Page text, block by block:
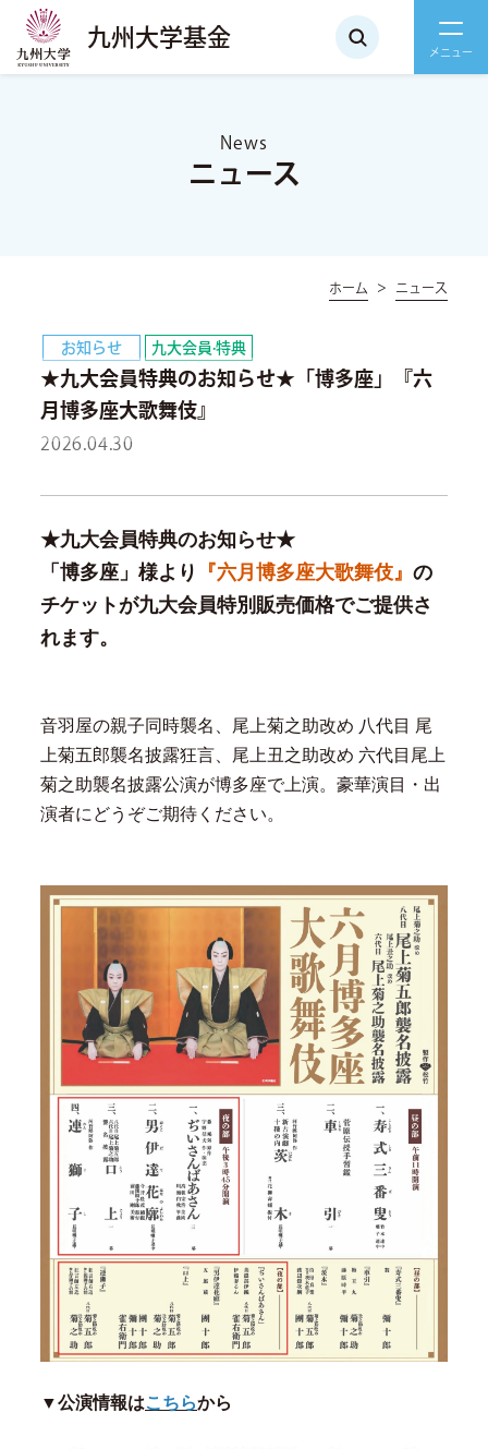
九州大学基金
News
ニュース
ホーム ニュース
お知らせ 九大会員·特典
★九大会員特典のお知らせ★「博多座」『六
月博多座大歌舞伎』
2026.04.30
★九大会員特典のお知らせ★
「博多座」様より
『六月博多座大歌舞伎』 の
チケットが九大会員特別販売価格でご提供さ
れます。
音羽屋の親子同時襲名、尾上菊之助改め 八代目 尾
上菊五郎襲名披露狂言、尾上丑之助改め 六代目尾上
菊之助襲名披露公演が博多座で上演。豪華演目・出
演者にどうぞご期待ください。
▼公演情報はこちらから